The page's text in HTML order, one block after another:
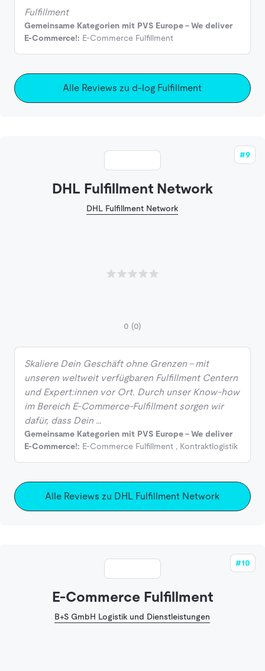
Fulfillment
Gemeinsame Kategorien mit PVS Europe - We deliver
E-Commerce!: E-Commerce Fulfillment
Alle Reviews zu d-log Fulfillment
#9
DHL Fulfillment Network
DHL Fulfillment Network
0 (0)
Skaliere Dein Geschäft ohne Grenzen – mit
unseren weltweit verfügbaren Fulfillment Centern
und Expert:innen vor Ort. Durch unser Know-how
im Bereich E-Commerce-Fulfillment sorgen wir
dafür, dass Dein …
Gemeinsame Kategorien mit PVS Europe - We deliver
E-Commerce!: E-Commerce Fulfillment , Kontraktlogistik
Alle Reviews zu DHL Fulfillment Network
#10
E-Commerce Fulfillment
B+S GmbH Logistik und Dienstleistungen